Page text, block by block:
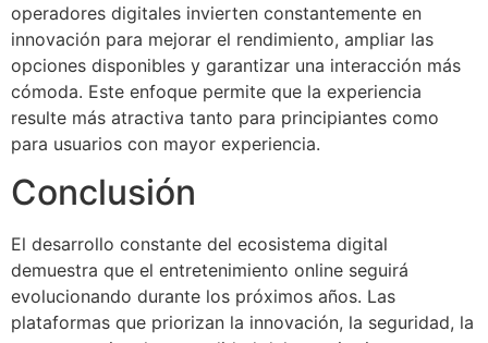
operadores digitales invierten constantemente en
innovación para mejorar el rendimiento, ampliar las
opciones disponibles y garantizar una interacción más
cómoda. Este enfoque permite que la experiencia
resulte más atractiva tanto para principiantes como
para usuarios con mayor experiencia.
Conclusión
El desarrollo constante del ecosistema digital
demuestra que el entretenimiento online seguirá
evolucionando durante los próximos años. Las
plataformas que priorizan la innovación, la seguridad, la